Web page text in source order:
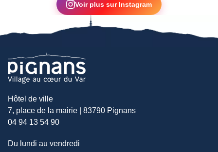
Voir plus sur Instagram
Hôtel de ville
7, place de la mairie | 83790 Pignans
04 94 13 54 90
Du lundi au vendredi